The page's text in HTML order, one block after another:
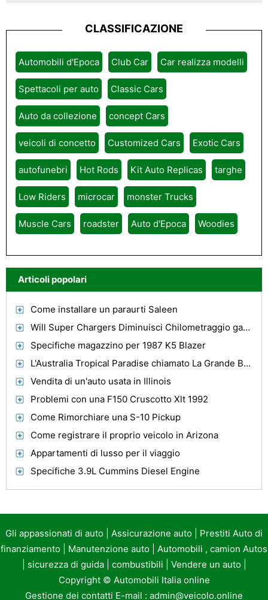
CLASSIFICAZIONE
Automobili d'Epoca Club Car Car realizza modelli
Spettacoli per auto Classic Cars
Auto da collezione concept Cars
veicoli di concetto Customized Cars Exotic Cars
autofunebri Hot Rods Kit Auto Replicas targhe
Low Riders microcar monster Trucks
Muscle Cars roadster Auto d'Epoca Woodies
Articoli popolari
Come installare un paraurti Saleen
Will Super Chargers Diminuisci Chilometraggio gas ?
Specifiche magazzino per 1987 K5 Blazer
L'Australia Tropical Paradise chiamato La Grande Barriera Corallina
Vendita di un'auto usata in Illinois
Problemi con una F150 Cruscotto Xlt 1992
Come Rimorchiare una S-10 Pickup
Come registrare il proprio veicolo in Arizona
Appartamenti di lusso per il viaggio
Specifiche 3.9L Cummins Diesel Engine
Gli appassionati di auto Assicurazione auto
Prestiti Auto di
finanziamento
Manutenzione auto
Automobili , camion Autos
sicurezza di guida| combustibili Vendere un auto|
Copyright © Automobili Italia online
Gestione dei contatti E-mail : admin@veicolo.online